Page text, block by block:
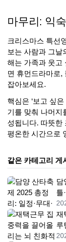
마무리: 익
크리스마스 특선
보는 사람과 그날
해는 가족과 웃고
면 휴먼드라마로,
잡아보세요.
핵심은 ‘보고 싶
기를 맞춰 나머지
성됩니다. 따뜻한
평온한 시간으로
같은 카테고리 게
담
틀
재
루